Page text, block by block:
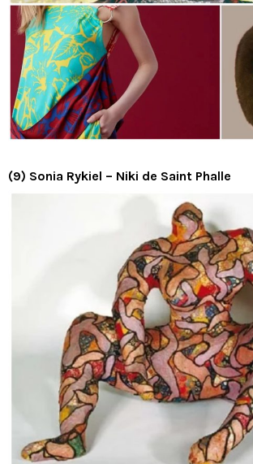
(9) Sonia Rykiel – Niki de Saint Phalle